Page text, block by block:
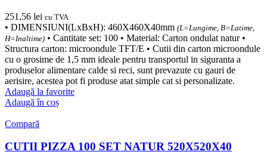
251,56 lei cu TVA
• DIMENSIUNI(LxBxH): 460X460X40mm (L=Lungime, B=Latime,
H=Inaltime) • Cantitate set: 100 • Material: Carton ondulat natur •
Structura carton: microondule TFT/E • Cutii din carton microondule
cu o grosime de 1,5 mm ideale pentru transportul in siguranta a
produselor alimentare calde si reci, sunt prevazute cu gauri de
aerisire, acestea pot fi produse atat simple cat si personalizate.
Adaugă la favorite
Adaugă în coș
Compară
CUTII PIZZA 100 SET NATUR 520X520X40